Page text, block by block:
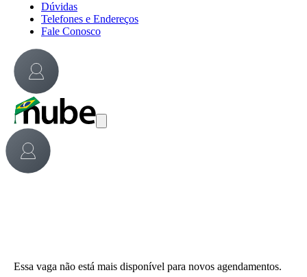
Dúvidas
Telefones e Endereços
Fale Conosco
Essa vaga não está mais disponível para novos agendamentos.